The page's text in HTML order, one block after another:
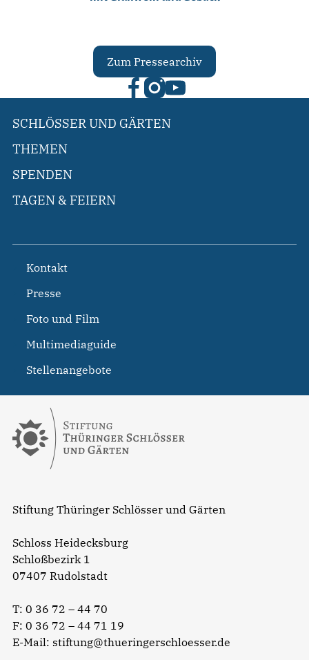
Zum Pressearchiv
Stiftung Thüringer Schlösser und Gärten
Schloss Heidecksburg
Schloßbezirk 1
07407 Rudolstadt
T: 0 36 72 – 44 70
F: 0 36 72 – 44 71 19
E-Mail: stiftung@thueringerschloesser.de
SCHLÖSSER UND GÄRTEN
THEMEN
SPENDEN
TAGEN & FEIERN
Kontakt
Presse
Foto und Film
Multimediaguide
Stellenangebote